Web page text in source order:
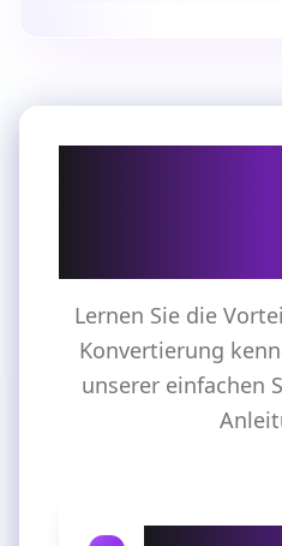
Lernen Sie die
Konvertierung
unserer einfachen